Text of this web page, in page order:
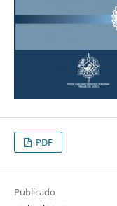
PDF
Publicado